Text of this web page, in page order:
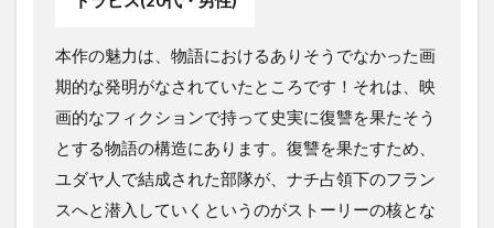
本作の魅力は、物語におけるありそうでなかった画
期的な発明がなされていたところです！それは、映
画的なフィクションで持って史実に復讐を果たそう
とする物語の構造にあります。復讐を果たすため、
ユダヤ人で結成された部隊が、ナチ占領下のフラン
スへと潜入していくというのがストーリーの核とな